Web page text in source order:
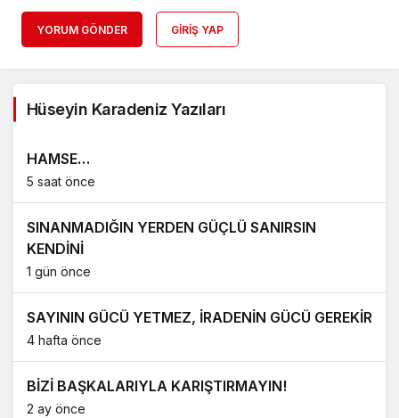
YORUM GÖNDER GIRIŞ YAP
Hüseyin Karadeniz Yazıları
HAMSE…
5 saat önce
SINANMADIĞIN YERDEN GÜÇLÜ SANIRSIN
KENDİNİ
1 gün önce
SAYININ GÜCÜ YETMEZ, İRADENİN GÜCÜ GEREKİR
4 hafta önce
BİZİ BAŞKALARIYLA KARIŞTIRMAYIN!
2 ay önce